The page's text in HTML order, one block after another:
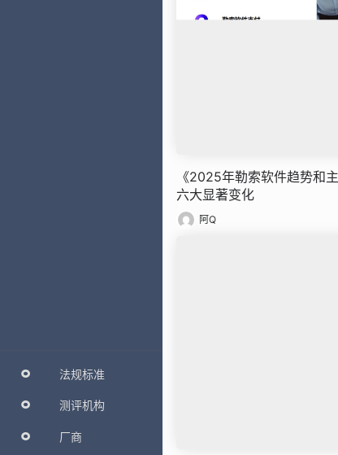
法规标准
测评机构
厂商
《2025年勒索软件趋势和
六大显著变化
阿Q